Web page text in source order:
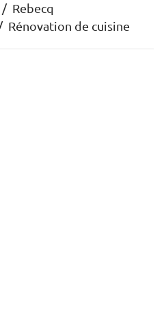
Rebecq
Rénovation de cuisine